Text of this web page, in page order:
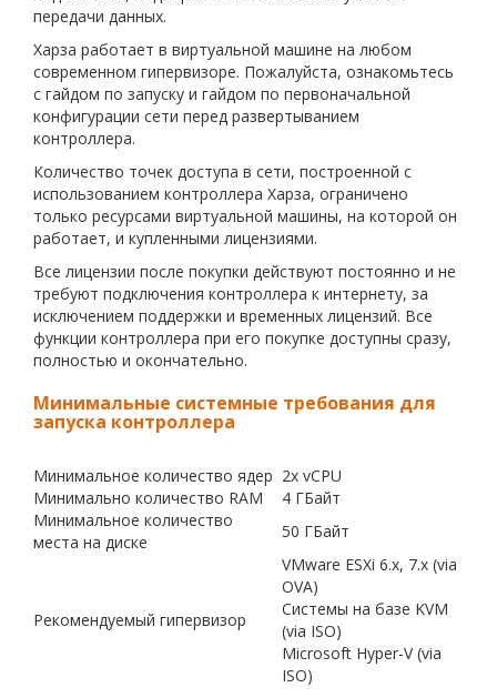
передачи данных.
Харза работает в виртуальной машине на любом
современном гипервизоре. Пожалуйста, ознакомьтесь
с гайдом по запуску и гайдом по первоначальной
конфигурации сети перед развертыванием
контроллера.
Количество точек доступа в сети, построенной с
использованием контроллера Харза, ограничено
только ресурсами виртуальной машины, на которой он
работает, и купленными лицензиями.
Все лицензии после покупки действуют постоянно и не
требуют подключения контроллера к интернету, за
исключением поддержки и временных лицензий. Все
функции контроллера при его покупке доступны сразу,
полностью и окончательно.
Минимальные системные требования для
запуска контроллера
Минимальное количество ядер 2x vCPU
Минимально количество RAM
4 ГБайт
Минимальное количество
места на диске
50 ГБайт
Рекомендуемый гипервизор
VMware ESXi 6.x, 7.x (via
OVA)
Системы на базе KVM
(via ISO)
Microsoft Hyper-V (via
ISO)